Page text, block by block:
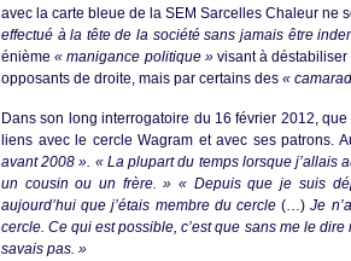
avec la carte bleue de la SEM Sarcelles Chaleur ne
effectué à la tête de la société sans jamais être
énième« manigance politique »visant à déstabiliser
opposants de droite, mais par certains des «
Dans son long interrogatoire du 16 février 2012,
liens avec le cercle Wagram et avec ses patrons.
avant 2008 ». « La plupart du temps lorsque j’allais
un cousin ou un frère. » « Depuis que je suis
aujourd’hui que j’étais membre du cercle(…) Je
cercle. Ce qui est possible, c’est que sans me le
savais pas. »